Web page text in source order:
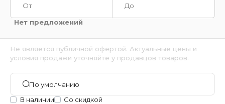
Нет предложений
Не является публичной офертой. Актуальные цены и
условия продажи уточняйте у продавцов товаров.
По умолчанию
В наличии
Со скидкой